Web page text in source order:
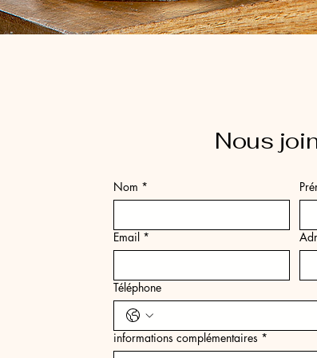
Nous
Nom *
Email *
Téléphone
informations complémentaires *